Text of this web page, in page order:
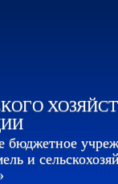
бюджетное
и